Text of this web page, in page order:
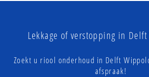
Lekkage of verstopping in
Zoekt u riool onderhoud in Delft
afspraak!